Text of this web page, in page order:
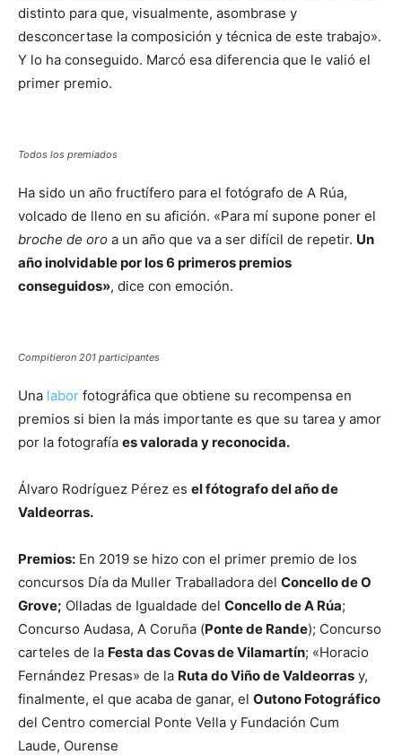
distinto para que, visualmente, asombrase y
desconcertase la composición y técnica de este trabajo».
Y lo ha conseguido. Marcó esa diferencia que le valió el
primer premio.
Todos los premiados
Ha sido un año fructífero para el fotógrafo de A Rúa,
volcado de lleno en su afición. «Para mí supone poner el
broche de oro a un año que va a ser difícil de repetir. Un
año inolvidable por los 6 primeros premios
conseguidos», dice con emoción.
Compitieron 201 participantes
Una labor fotográfica que obtiene su recompensa en
premios si bien la más importante es que su tarea y amor
por la fotografía es valorada y reconocida.
Álvaro Rodríguez Pérez es el fótografo del año de
Valdeorras.
Premios: En 2019 se hizo con el primer premio de los
concursos Día da Muller Traballadora del Concello de O
Grove; Olladas de Igualdade del Concello de A Rúa;
Concurso Audasa, A Coruña (Ponte de Rande); Concurso
carteles de la Festa das Covas de Vilamartín; «Horacio
Fernández Presas» de la Ruta do Viño de Valdeorras y,
finalmente, el que acaba de ganar, el Outono Fotográfico
del Centro comercial Ponte Vella y Fundación Cum
Laude, Ourense